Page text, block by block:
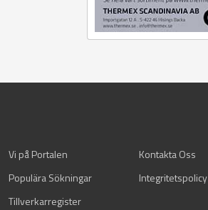
Vi på Portalen
Kontakta Oss
Populära Sökningar
Integritetspolicy
Tillverkarregister